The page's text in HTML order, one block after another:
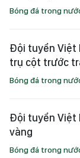
Bóng đá trong
Đội tuyển Việt
trụ cột trước
Bóng đá trong
Đội tuyển Việt
vàng
Bóng đá trong